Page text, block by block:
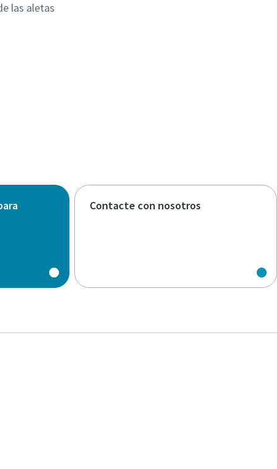
las aletas
Contacte con nosotros